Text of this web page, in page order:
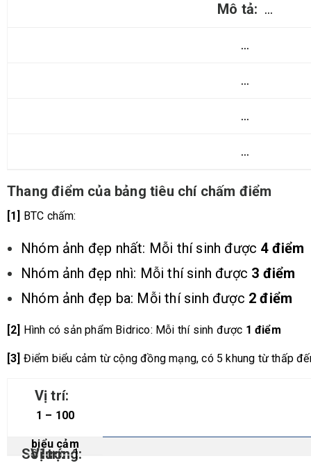
…
…
…
…
…
Thang điểm của bảng tiêu chí chấm điểm
[1] BTC chấm:
Nhóm ảnh đẹp nhất: Mỗi thí sinh được 4 điểm
Nhóm ảnh đẹp nhì: Mỗi thí sinh được 3 điểm
Nhóm ảnh đẹp ba: Mỗi thí sinh được 2 điểm
[2] Hình có sản phẩm Bidrico: Mỗi thí sinh được 1 điểm
[3] Điểm biểu cảm từ cộng đồng mạng, có 5 khung từ thấp
1 – 100
biểu cảm
1